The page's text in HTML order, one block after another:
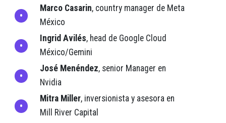
Marco Casarin, country manager de Meta
México
Ingrid Avilés, head de Google Cloud
México/Gemini
José Menéndez, senior Manager en
Nvidia
Mitra Miller, inversionista y asesora en
Mill River Capital